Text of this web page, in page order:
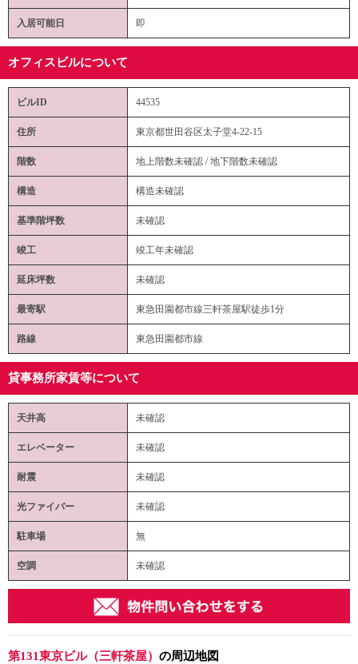
入居可能日 即
オフィスビルについて
ビルID 44535
住所 東京都世田谷区太子堂4-22-15
階数 地上階数未確認 / 地下階数未確認
構造 構造未確認
基準階坪数 未確認
竣工 竣工年未確認
延床坪数 未確認
最寄駅 東急田園都市線三軒茶屋駅徒歩1分
路線 東急田園都市線
貸事務所家賃等について
天井高 未確認
エレベーター 未確認
耐震 未確認
光ファイバー 未確認
駐車場 無
空調 未確認
第131東京ビル（三軒茶屋） の周辺地図